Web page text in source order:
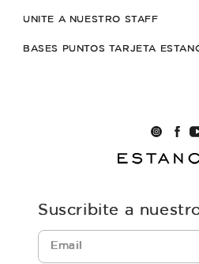
UNITE A NUESTRO STAFF
BASES PUNTOS TARJETA
Suscribite a